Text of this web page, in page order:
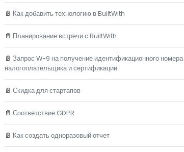
📄 Как добавить технологию в BuiltWith
📄 Планирование встречи с BuiltWith
📄Запрос W-9 на получение идентификационного номера
налогоплательщика и сертификации
📄Скидка для стартапов
📄Соответствие GDPR
📄 Как создать одноразовый отчет